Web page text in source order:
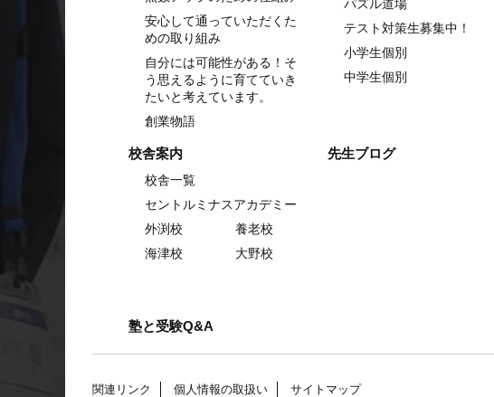
安心して通っていただくた
めの取り組み
自分には可能性がある！そ
う思えるように育てていき
たいと考えています。
創業物語
パズル道場
テスト対策生募集中！
小学生個別
中学生個別
校舎案内
校舎一覧
セントルミナスアカデミー
外渕校
養老校
海津校
大野校
先生ブログ
塾と受験Q&A
関連リンク 個人情報の取扱い サイトマップ